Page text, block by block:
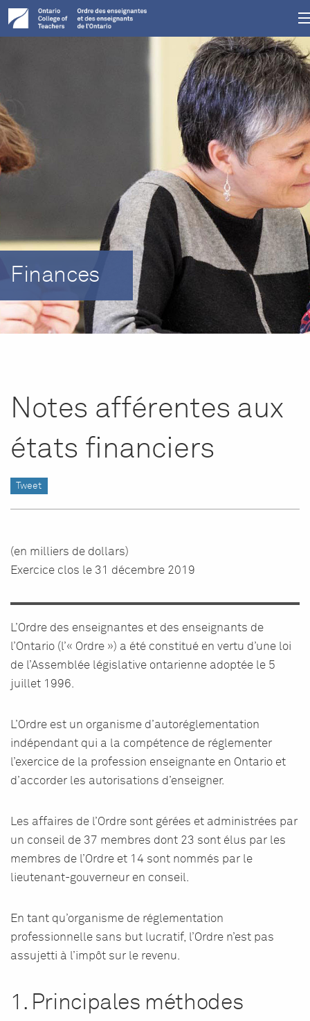
Finances
Notes afférentes aux
états financiers
Tweet
(en milliers de dollars)
Exercice clos le 31 décembre 2019
L’Ordre des enseignantes et des enseignants de
l’Ontario (l’« Ordre ») a été constitué en vertu d’une loi
de l’Assemblée législative ontarienne adoptée le 5
juillet 1996.
L’Ordre est un organisme d’autoréglementation
indépendant qui a la compétence de réglementer
l’exercice de la profession enseignante en Ontario et
d’accorder les autorisations d’enseigner.
Les affaires de l’Ordre sont gérées et administrées par
un conseil de 37 membres dont 23 sont élus par les
membres de l’Ordre et 14 sont nommés par le
lieutenant-gouverneur en conseil.
En tant qu’organisme de réglementation
professionnelle sans but lucratif, l’Ordre n’est pas
assujetti à l’impôt sur le revenu.
1. Principales méthodes